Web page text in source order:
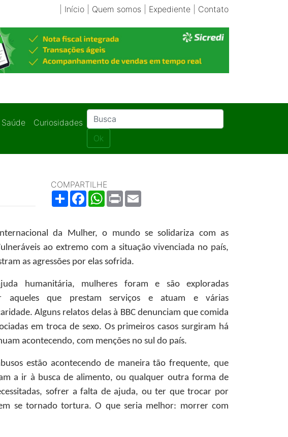
Início| Quem somos Expediente| Contato
Saúde
Curiosidades
Ok
COMPARTILHE
ShareFacebookWhatsApp
Print
da Mulher, o mundo se solidariza com as
ao extremo com a situação vivenciada no país,
as agressões por elas sofrida.
humanitária, mulheres foram e são exploradas
aqueles que prestam serviços e atuam e várias
Alguns relatos delas à BBC denunciam que comida
em troca de sexo. Os primeiros casos surgiram há
acontecendo, com menções no sul do país.
estão acontecendo de maneira tão frequente, que
a ir à busca de alimento, ou qualquer outra forma de
sofrer a falta de ajuda, ou ter que trocar por
se tornado tortura. O que seria melhor: morrer com